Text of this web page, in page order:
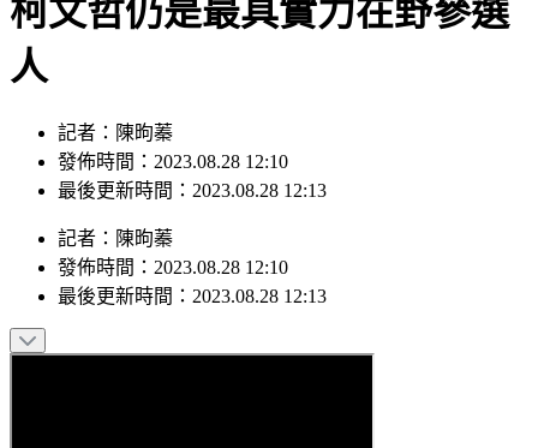
柯文哲仍是最具實力在野參選
人
記者：陳昫蓁
發佈時間：2023.08.28 12:10
最後更新時間：2023.08.28 12:13
記者 ： 陳昫蓁
發佈時間： 2023.08.28 12:10
最後更新時間： 2023.08.28 12:13